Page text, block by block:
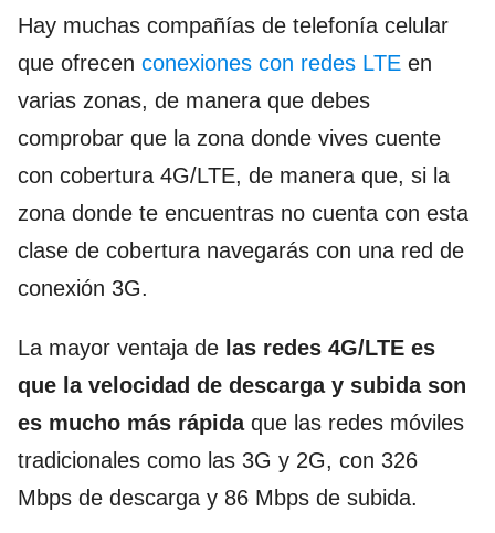
Hay muchas compañías de telefonía celular
que ofrecen conexiones con redes LTE en
varias zonas, de manera que debes
comprobar que la zona donde vives cuente
con cobertura 4G/LTE, de manera que, si la
zona donde te encuentras no cuenta con esta
clase de cobertura navegarás con una red de
conexión 3G.
La mayor ventaja de las redes 4G/LTE es
que la velocidad de descarga y subida son
es mucho más rápidaque las redes móviles
tradicionales como las 3G y 2G, con 326
Mbps de descarga y 86 Mbps de subida.